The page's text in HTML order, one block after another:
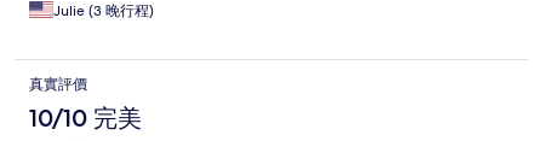
Julie (3 晚行程)
真實評價
10/10 完美